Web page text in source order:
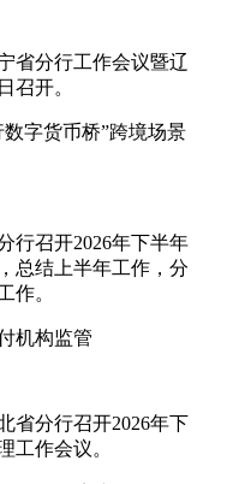
省分行工作会议暨辽
召开。
字货币桥”跨境场景
行召开2026年下半年
总结上半年工作，分
作。
机构监管
省分行召开2026年下
工作会议。